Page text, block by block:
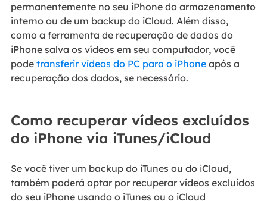
permanentemente no seu iPhone do armazenamento
interno ou de um backup do iCloud. Além disso,
como a ferramenta de recuperação de dados do
iPhone salva os vídeos em seu computador, você
pode transferir vídeos do PC para o iPhoneapós a
recuperação dos dados, se necessário.
Como recuperar vídeos excluídos
do iPhone via iTunes/iCloud
Se você tiver um backup do iTunes ou do iCloud,
também poderá optar por recuperar vídeos excluídos
do seu iPhone usando o iTunes ou o iCloud